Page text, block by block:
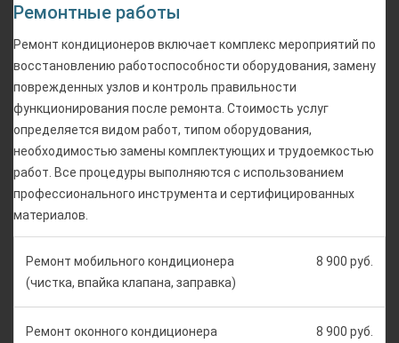
Ремонтные работы
Ремонт кондиционеров включает комплекс мероприятий по
восстановлению работоспособности оборудования, замену
поврежденных узлов и контроль правильности
функционирования после ремонта. Стоимость услуг
определяется видом работ, типом оборудования,
необходимостью замены комплектующих и трудоемкостью
работ. Все процедуры выполняются с использованием
профессионального инструмента и сертифицированных
материалов.
Ремонт мобильного кондиционера
(чистка, впайка клапана, заправка)
8 900 руб.
Ремонт оконного кондиционера
8 900 руб.